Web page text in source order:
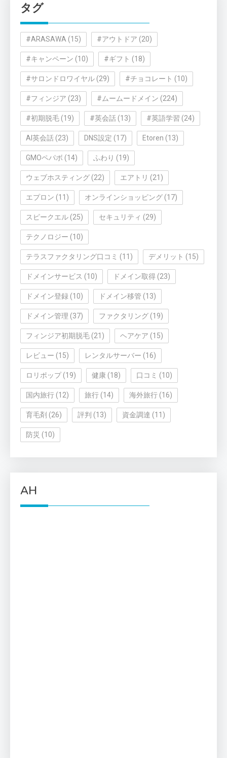
ー
タグ
#ARASAWA (15) #アウトドア (20)
#キャンペーン (10) #ギフト (18)
#サロンドロワイヤル (29) #チョコレート (10)
#フィンジア (23) #ムームードメイン (224)
#初期脱毛 (19) #英会話 (13) #英語学習 (24)
AI英会話 (23) DNS設定 (17) Etoren (13)
GMOペパボ (14) ふわり (19)
ウェブホスティング (22) エアトリ (21)
エプロン (11) オンラインショッピング (17)
スピークエル (25) セキュリティ (29)
テクノロジー (10)
テラスファクタリング口コミ (11) デメリット (15)
ドメインサービス (10) ドメイン取得 (23)
ドメイン登録 (10) ドメイン移管 (13)
ドメイン管理 (37) ファクタリング (19)
フィンジア初期脱毛 (21) ヘアケア (15)
レビュー (15) レンタルサーバー (16)
ロリポップ(19) 健康 (18) 口コミ (10)
国内旅行 (12) 旅行 (14) 海外旅行 (16)
育毛剤 (26) 評判 (13) 資金調達 (11)
防災 (10)
AH